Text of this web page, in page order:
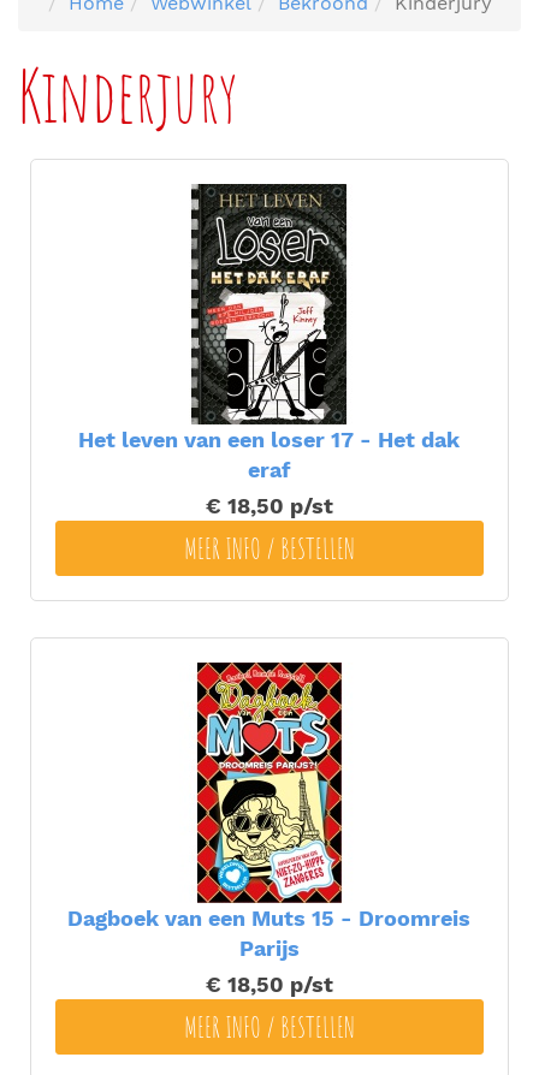
Kinderjury
Het leven van een loser 17 - Het dak
eraf
€ 18,50 p/st
MEER INFO / BESTELLEN
Dagboek van een Muts 15 - Droomreis
Parijs
€ 18,50 p/st
MEER INFO / BESTELLEN